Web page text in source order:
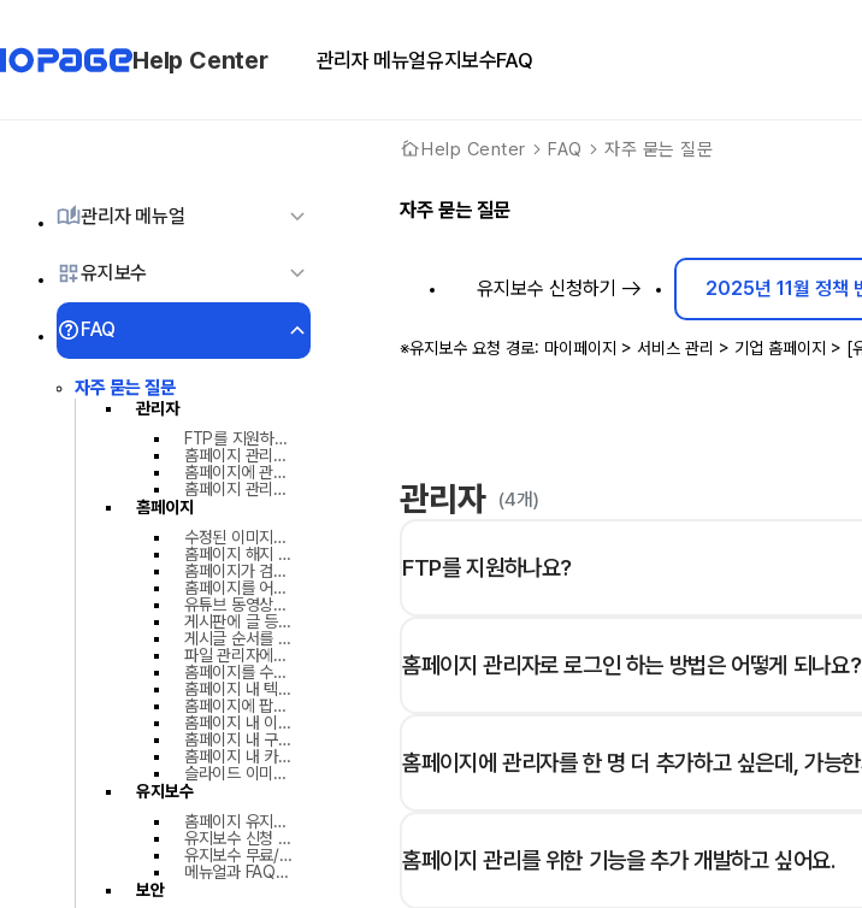
Help Center 관리자 메뉴얼유지보수FAQ
관리자 메뉴얼
유지보수
FAQ
자주 묻는 질문
보안
홈페이지
슬라이드 이미지를 변경하고 싶어요.
홈페이지 내 카카오맵 변경은 어떻게 하나요? (지도 변경)
홈페이지 내 구글맵 변경은 어떻게 하나요? (지도 변경)
홈페이지 내 이미지를 변경할려면 어떻게 하나요?
홈페이지에 팝업을 생성하고 싶어요. (팝업 등록)
홈페이지 내 텍스트(문구)를 변경하려면 어떻게 하나요?
홈페이지를 수정하다가 오류가 발생했어요, 원래대로 돌릴 수 있을까요? (복구)
파일 관리자에서 실수로 파일을 삭제했어요. 복구가 가능한가요?
게시글 순서를 변경하고 싶어요.
게시판에 글 등록도 대행해 주나요?
유튜브 동영상은 어떻게 업로드 하나요?
홈페이지를 어떻게 수정하나요?
홈페이지가 검색되지 않아요. ((서치 콘솔, 서치 어드바이저) 웹마스터 도구)
홈페이지 해지 시 자료를 받을 수 있나요?
수정된 이미지가 보이지 않아요.
관리자
홈페이지 관리를 위한 기능을 추가 개발하고 싶어요.
홈페이지에 관리자를 한 명 더 추가하고 싶은데, 가능한가요?
홈페이지 관리자로 로그인 하는 방법은 어떻게 되나요?
FTP를 지원하나요?
유지보수
메뉴얼과 FAQ를 봐도 수정이 어려워요, 대신 해주실 수 있나요?
유지보수 무료/유료 지원 범위가 궁금합니다.
유지보수 신청 후 완료까지 소요되는 기간은 얼마나 되나요?
홈페이지 유지보수 어떻게 신청하나요?
Help Center FAQ 자주 묻는 질문
자주 묻는 질문
유지보수 신청하기 arrow_right_alt 2025년 11월 정책
※유지보수 요청 경로: 마이페이지 > 서비스 관리 > 기업 홈페이지 > [
관리자 (4개)
홈페이지 관리를 위한 기능을 추가 개발하고 싶어요.
홈페이지에 관리자를 한 명 더 추가하고 싶은데, 가능
홈페이지 관리자로 로그인 하는 방법은 어떻게 되나요?
FTP를 지원하나요?